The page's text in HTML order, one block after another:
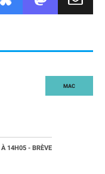
MAC
À 14H05 - BRÈVE